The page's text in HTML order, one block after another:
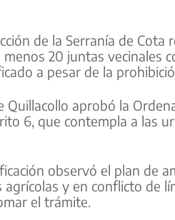
de la Serranía de
20 juntas vecinales
a pesar de la
Quillacollo aprobó la
6, que contempla a las
observó el plan de
y en conflicto de
el trámite.